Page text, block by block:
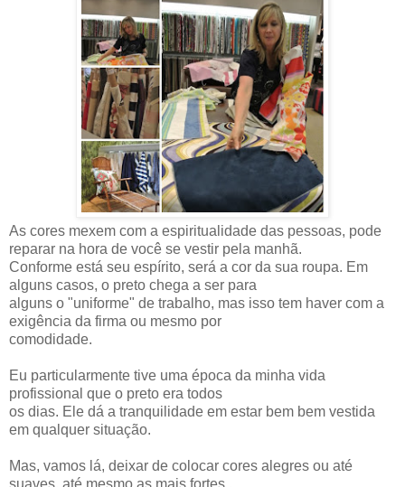
As cores mexem com a espiritualidade das pessoas, pode
reparar na hora de você se vestir pela manhã.
Conforme está seu espírito, será a cor da sua roupa. Em
alguns casos, o preto chega a ser para
alguns o "uniforme" de trabalho, mas isso tem haver com a
exigência da firma ou mesmo por
comodidade.
Eu particularmente tive uma época da minha vida
profissional que o preto era todos
os dias. Ele dá a tranquilidade em estar bem bem vestida
em qualquer situação.
Mas, vamos lá, deixar de colocar cores alegres ou até
suaves, até mesmo as mais fortes ,